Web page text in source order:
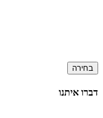
בחירה
דברו איתנו